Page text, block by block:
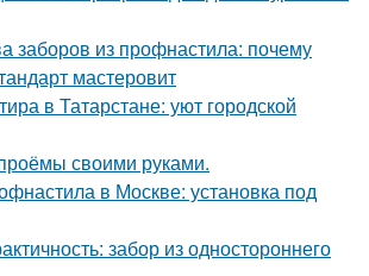
заборов из профнастила: почему
мастеровит
в Татарстане: уют городской
своими руками.
в Москве: установка под
забор из одностороннего